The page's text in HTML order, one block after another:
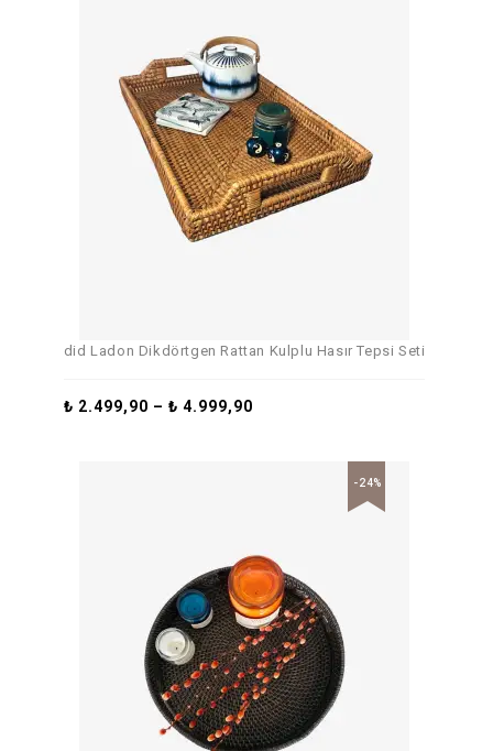
did Ladon Dikdörtgen Rattan Kulplu Hasır Tepsi Seti
₺ 2.499,90 – ₺ 4.999,90
-24%